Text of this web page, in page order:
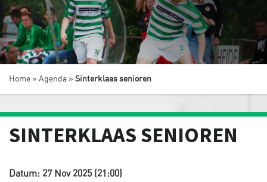
Home » Agenda » Sinterklaas senioren
SINTERKLAAS SENIOREN
Datum: 27 Nov 2025 (21:00)